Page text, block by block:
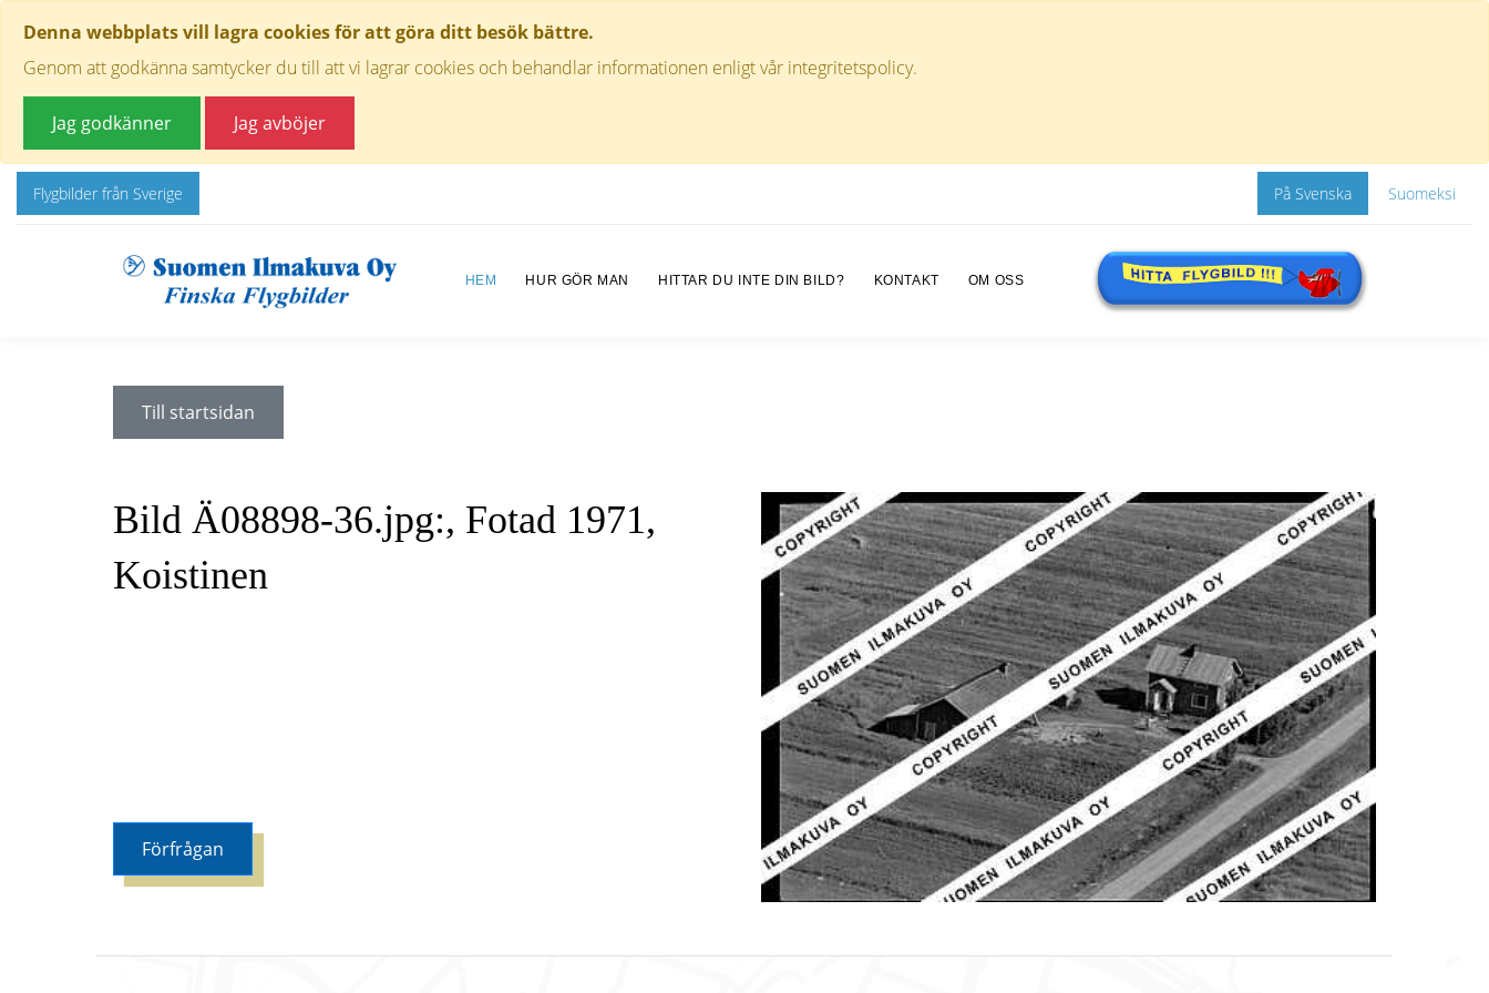
Denna webbplats vill lagra cookies för att göra ditt besök bättre.
Genom att godkänna samtycker du till att vi lagrar cookies och behandlar informationen enligt vår integritetspolicy.
Jag godkänner Jag avböjer
Flygbilder från Sverige På Svenska Suomeksi
HEM HUR GÖR MAN HITTAR DU INTE DIN BILD? KONTAKT OM OSS
Till startsidan
Bild Ä08898-36.jpg:, Fotad 1971,
Koistinen
Förfrågan